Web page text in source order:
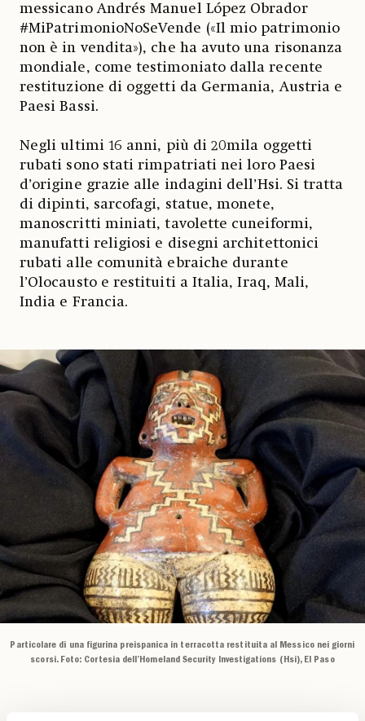
messicano Andrés Manuel López Obrador
#MiPatrimonioNoSeVende («Il mio patrimonio
non è in vendita»), che ha avuto una risonanza
mondiale, come testimoniato dalla recente
restituzione di oggetti da Germania, Austria e
Paesi Bassi.
Negli ultimi 16 anni, più di 20mila oggetti
rubati sono stati rimpatriati nei loro Paesi
d’origine grazie alle indagini dell’Hsi. Si tratta
di dipinti, sarcofagi, statue, monete,
manoscritti miniati, tavolette cuneiformi,
manufatti religiosi e disegni architettonici
rubati alle comunità ebraiche durante
l’Olocausto e restituiti a Italia, Iraq, Mali,
India e Francia.
Particolare di una figurina preispanica in terracotta restituita al Messico nei giorni
scorsi. Foto: Cortesia dell’Homeland Security Investigations (Hsi), El Paso